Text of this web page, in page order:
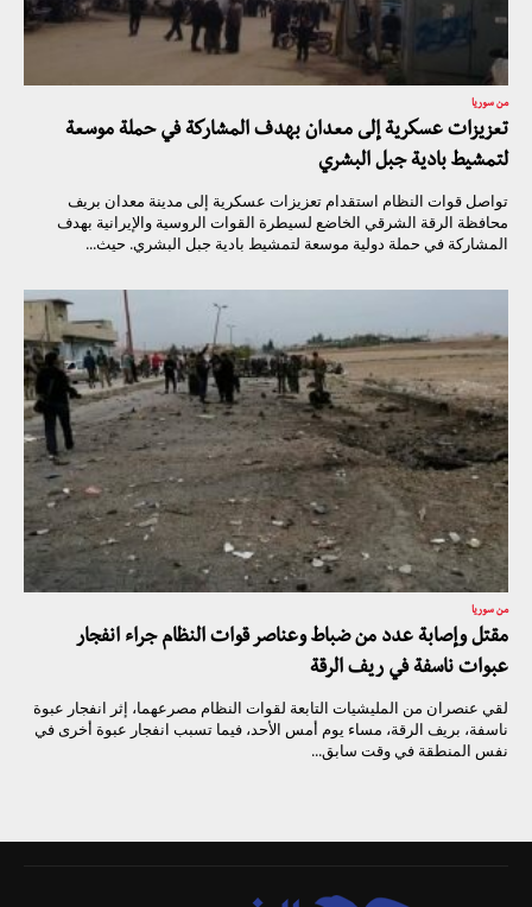
من سوريا
تعزيزات عسكرية إلى معدان بهدف المشاركة في حملة موسعة
لتمشيط بادية جبل البشري
تواصل قوات النظام استقدام تعزيزات عسكرية إلى مدينة معدان بريف
محافظة الرقة الشرقي الخاضع لسيطرة القوات الروسية والإيرانية بهدف
المشاركة في حملة دولية موسعة لتمشيط بادية جبل البشري. حيث...
من سوريا
مقتل وإصابة عدد من ضباط وعناصر قوات النظام جراء انفجار
عبوات ناسفة في ريف الرقة
لقي عنصران من المليشيات التابعة لقوات النظام مصرعهما، إثر انفجار عبوة
ناسفة، بريف الرقة، مساء يوم أمس الأحد، فيما تسبب انفجار عبوة أخرى في
نفس المنطقة في وقت سابق...